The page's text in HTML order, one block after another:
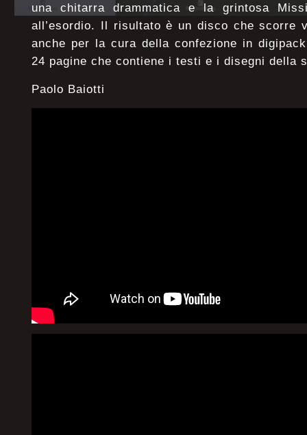
una chitarra drammatica e la grintosa
all’esordio. Il risultato è un disco che scorre
anche per la cura della confezione in
24 pagine che contiene i testi e i disegni della
Paolo Baiotti